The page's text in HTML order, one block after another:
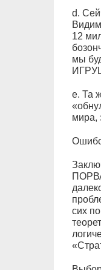
d.
12
мы
e. Та
мира,
сих